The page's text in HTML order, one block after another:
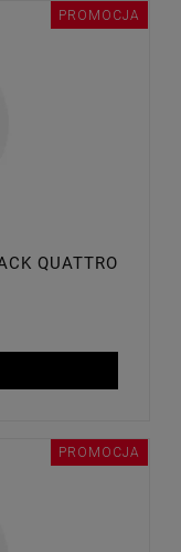
QUATTRO
PROMOCJA
PROMOCJA